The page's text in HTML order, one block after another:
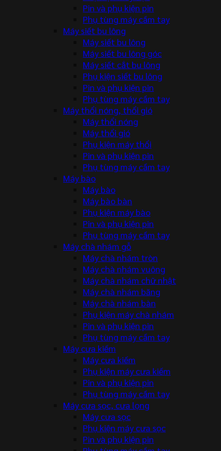
Pin và phụ kiện pin
Phụ tùng máy cầm tay
Máy siết bu lông
Máy siết bu lông
Máy siết bu lông góc
Máy siết cắt bu lông
Phụ kiện siết bu lông
Pin và phụ kiện pin
Phụ tùng máy cầm tay
Máy thổi nóng, thổi gió
Máy thổi nóng
Máy thổi gió
Phụ kiện máy thổi
Pin và phụ kiện pin
Phụ tùng máy cầm tay
Máy bào
Máy bào
Máy bào bàn
Phụ kiện máy bào
Pin và phụ kiện pin
Phụ tùng máy cầm tay
Máy chà nhám gỗ
Máy chà nhám tròn
Máy chà nhám vuông
Máy chà nhám chữ nhật
Máy chà nhám băng
Máy chà nhám bàn
Phụ kiện máy chà nhám
Pin và phụ kiện pin
Phụ tùng máy cầm tay
Máy cưa kiếm
Máy cưa kiếm
Phụ kiện máy cưa kiếm
Pin và phụ kiện pin
Phụ tùng máy cầm tay
Máy cưa sọc, cưa lọng
Máy cưa sọc
Phụ kiện máy cưa sọc
Pin và phụ kiện pin